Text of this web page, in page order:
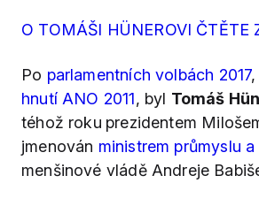
O TOMÁŠI HÜNEROVI ČTĚTE
Po parlamentních volbách 2017,
hnutí ANO 2011, byl Tomáš
téhož roku prezidentem
jmenován ministrem průmyslu
menšinové vládě Andreje